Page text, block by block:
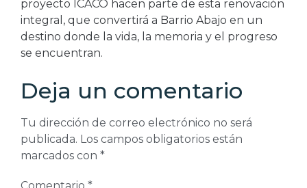
proyecto ICACO hacen parte de esta renovación
integral, que convertirá a Barrio Abajo en un
destino donde la vida, la memoria y el progreso
se encuentran.
Deja un comentario
Tu dirección de correo electrónico no será
publicada. Los campos obligatorios están
marcados con *